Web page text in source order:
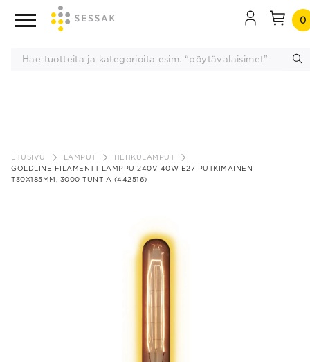
sisältöön
0
ETUSIVU LAMPUT
HEHKULAMPUT
GOLDLINE FILAMENTTILAMPPU 240V 40W E27 PUTKIMAINEN
T30X185MM, 3000 TUNTIA (442516)